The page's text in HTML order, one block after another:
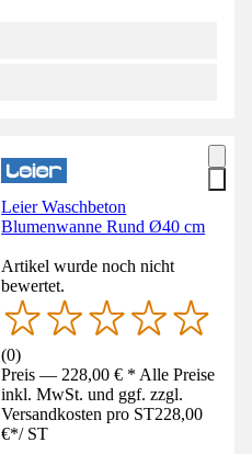
Leier Waschbeton
Blumenwanne Rund Ø40 cm
Artikel wurde noch nicht
bewertet.
(0)
Preis — 228,00 € * Alle Preise
inkl. MwSt. und ggf. zzgl.
Versandkosten pro ST228,00
€*/ ST